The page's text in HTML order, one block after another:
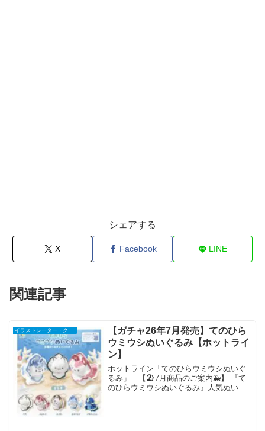
シェアする
X Facebook LINE
関連記事
【ガチャ26年7月発売】てのひら
ウミウシぬいぐるみ【ホットライ
ン】
ホットライン「てのひらウミウシぬいぐ
るみ」 【🏖7月商品のご案内🐳】 『て
のひらウミウシぬいぐるみ』人気ぬいぐ